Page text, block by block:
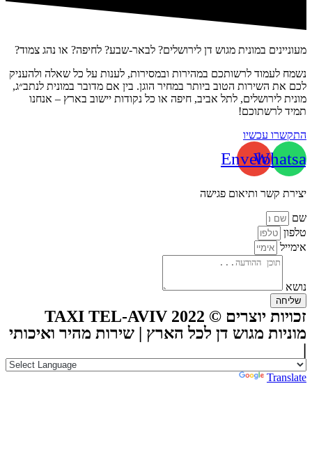
מעוניינים במונית מגוש דן לירושלים? לבאר-שבע? לחיפה? או נהג צמוד?
נשמח לעמוד לרשותכם במהירות ובמסירות, לענות על כל שאלה ולהעניק
לכם את השירות הטוב ביותר במחיר הוגן. בין אם מדובר במונית לנתב״ג,
מונית לירושלים, לתל אביב, חיפה או כל נקודות יישוב בארץ – אנחנו
תמיד לרשתוכם!
התקשרו עכשיו
Envelope
יצירת קשר ותיאום פגישה
שם
טלפון
אימייל
נושא
שליחה
מוניות מגוש דן לכל הארץ | שירות מהיר ואיכותי
|
Translate